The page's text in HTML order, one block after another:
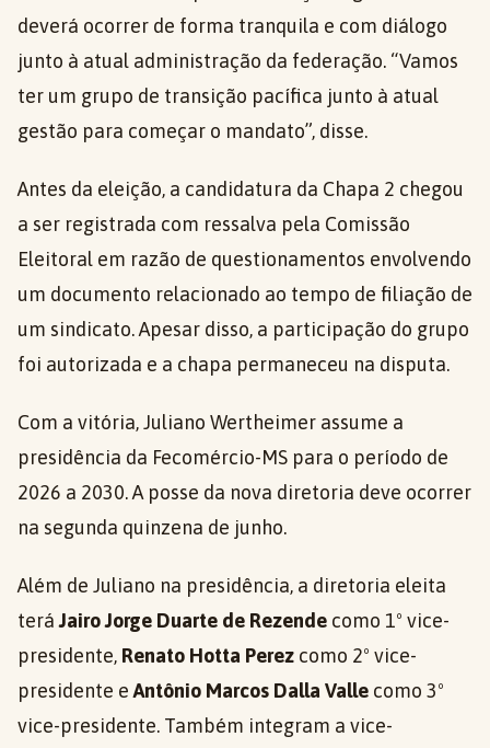
deverá ocorrer de forma tranquila e com diálogo
junto à atual administração da federação. “Vamos
ter um grupo de transição pacífica junto à atual
gestão para começar o mandato”, disse.
Antes da eleição, a candidatura da Chapa 2 chegou
a ser registrada com ressalva pela Comissão
Eleitoral em razão de questionamentos envolvendo
um documento relacionado ao tempo de filiação de
um sindicato. Apesar disso, a participação do grupo
foi autorizada e a chapa permaneceu na disputa.
Com a vitória, Juliano Wertheimer assume a
presidência da Fecomércio-MS para o período de
2026 a 2030. A posse da nova diretoria deve ocorrer
na segunda quinzena de junho.
Além de Juliano na presidência, a diretoria eleita
teráJairo Jorge Duarte de Rezende como 1º vice-
presidente, Renato Hotta Perez como 2º vice-
presidente eAntônio Marcos Dalla Valle como 3º
vice-presidente. Também integram a vice-